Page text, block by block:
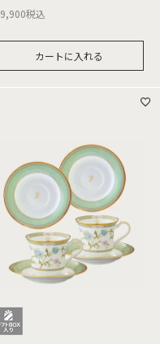
9,900税込
カートに入れる